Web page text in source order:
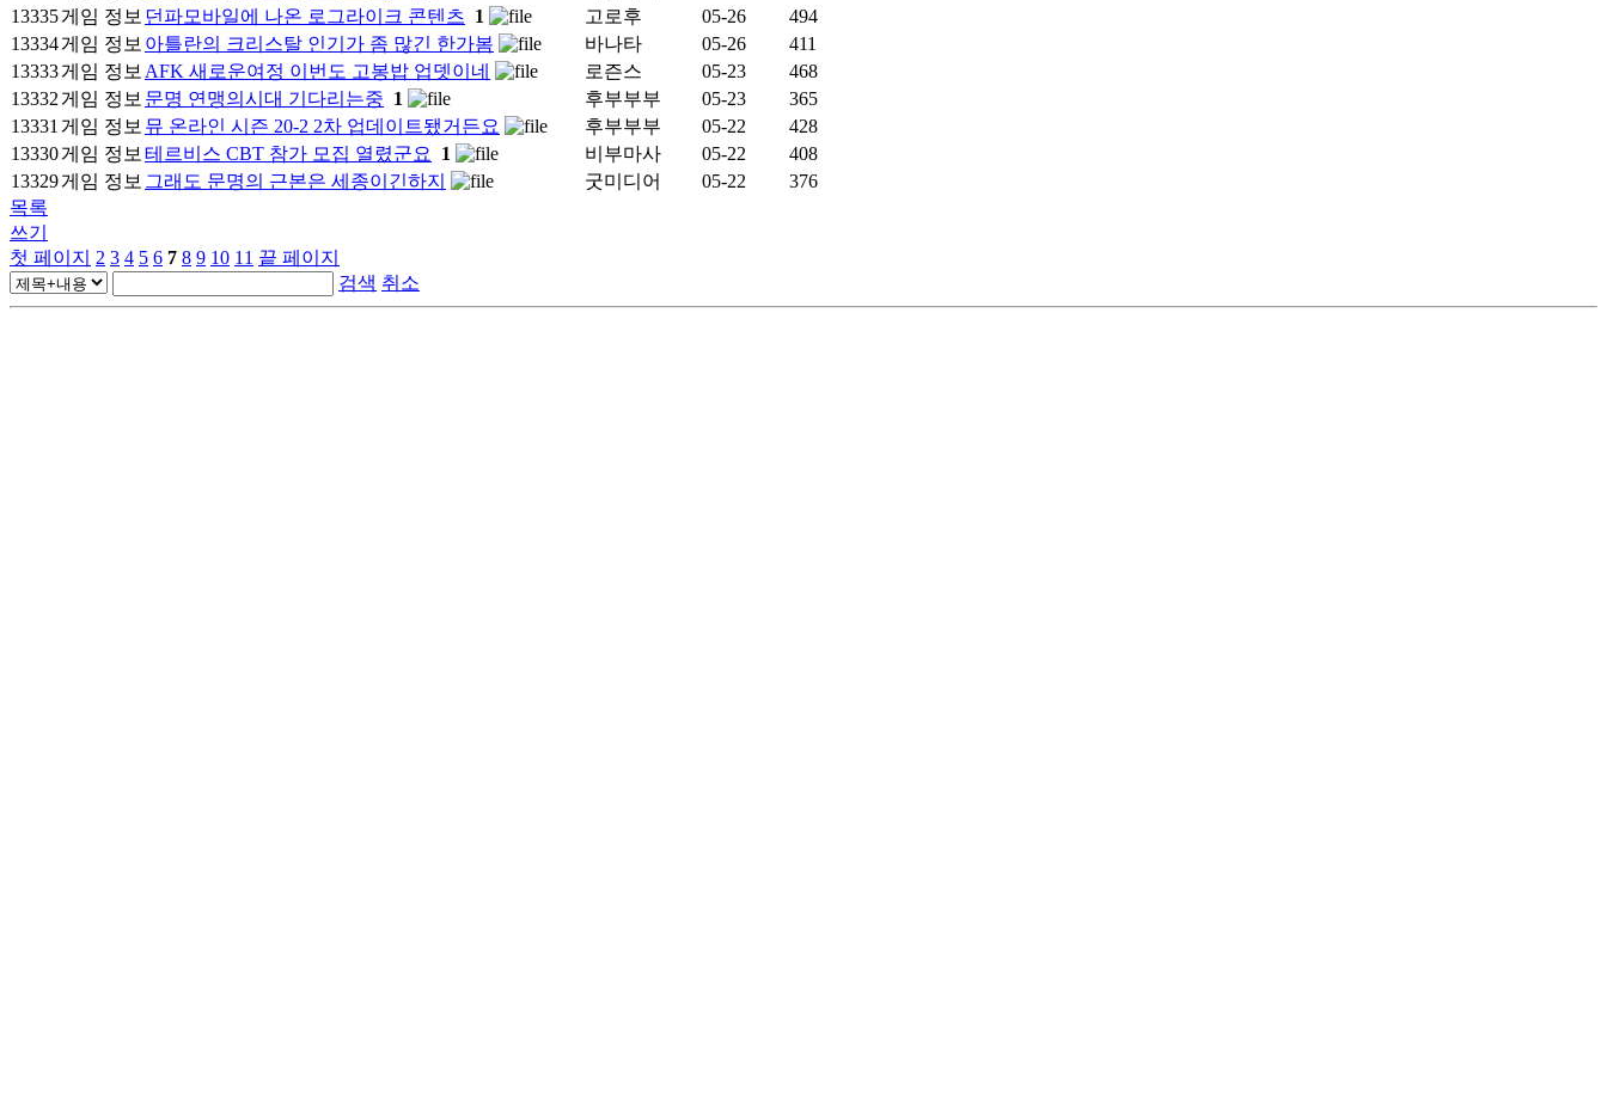
13335게임 정보 던파모바일에 나온 로그라이크 콘텐츠 1 고로후 05-26
494
13334게임 정보 아틀란의 크리스탈 인기가 좀 많긴 한가봄 바나타 05-26
411
13333게임 정보 AFK 새로운여정 이번도 고봉밥 업뎃이네 로즌스 05-23
468
13332게임 정보 문명 연맹의시대 기다리는중 1 후부부부 05-23
365
13331 게임 정보 뮤 온라인 시즌 20-2 2차 업데이트됐거든요 후부부부 05-22
428
13330게임 정보 테르비스 CBT 참가 모집 열렸군요 1 비부마사 05-22
408
13329게임 정보 그래도 문명의 근본은 세종이긴하지 굿미디어 05-22
376
목록
쓰기
첫 페이지
2 3 4 5 6 7 8 9 10 11 끝 페이지
검색 취소